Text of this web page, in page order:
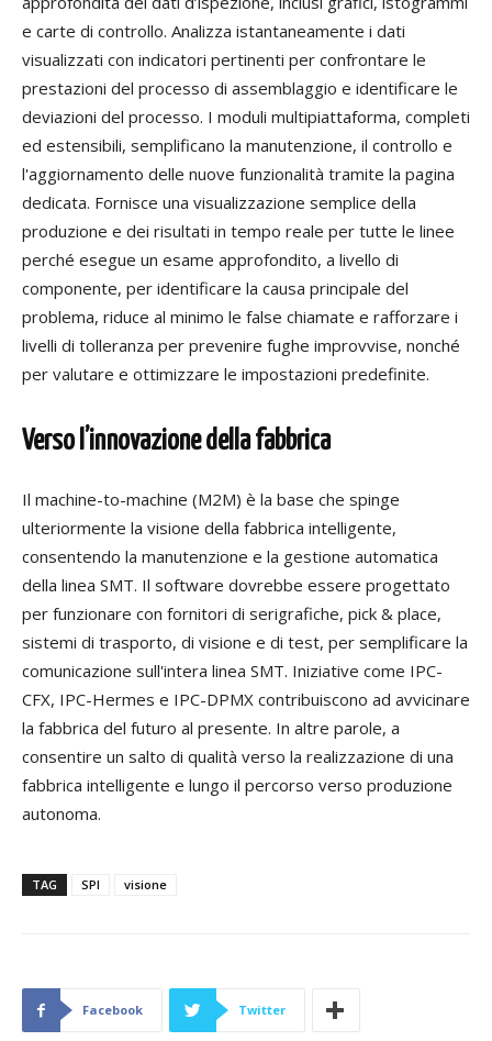
e carte di controllo. Analizza istantaneamente i dati
visualizzati con indicatori pertinenti per confrontare le
prestazioni del processo di assemblaggio e identificare le
deviazioni del processo. I moduli multipiattaforma, completi
ed estensibili, semplificano la manutenzione, il controllo e
l'aggiornamento delle nuove funzionalità tramite la pagina
dedicata. Fornisce una visualizzazione semplice della
produzione e dei risultati in tempo reale per tutte le linee
perché esegue un esame approfondito, a livello di
componente, per identificare la causa principale del
problema, riduce al minimo le false chiamate e rafforzare i
livelli di tolleranza per prevenire fughe improvvise, nonché
per valutare e ottimizzare le impostazioni predefinite.
Verso l’innovazione della fabbrica
Il machine-to-machine (M2M) è la base che spinge
ulteriormente la visione della fabbrica intelligente,
consentendo la manutenzione e la gestione automatica
della linea SMT. Il software dovrebbe essere progettato
per funzionare con fornitori di serigrafiche, pick & place,
sistemi di trasporto, di visione e di test, per semplificare la
comunicazione sull'intera linea SMT. Iniziative come IPC-
CFX, IPC-Hermes e IPC-DPMX contribuiscono ad avvicinare
la fabbrica del futuro al presente. In altre parole, a
consentire un salto di qualità verso la realizzazione di una
fabbrica intelligente e lungo il percorso verso produzione
autonoma.
TAG SPI visione
Facebook Twitter